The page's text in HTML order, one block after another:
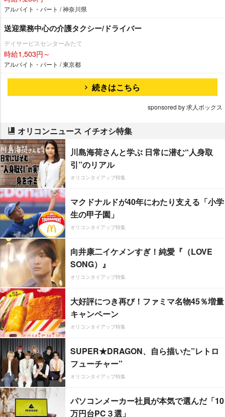
アルバイト・パート / 神奈川県
送迎業務中心の介護タクシー/ドライバー
デイサービスセンターみたて
時給1,503円～
アルバイト・パート / 東京都
続きはこちら
sponsored by 求人ボックス
オリコンニュース イチオシ特集
川島海荷さんと学ぶ 日常に潜む“人身取
引”のリアル
オリコンタイアップ特集
マクドナルドが40年にわたり支える「小学
生の甲子園」
オリコンタイアップ特集
向井康二イケメンすぎ！純愛『（LOVE
SONG）』
オリコンタイアップ特集
大好評につき再び！ファミマ名物45％増量
キャンペーン
オリコンタイアップ特集
SUPER★DRAGON、自ら描いた”レトロ
フューチャー”
オリコンタイアップ特集
パソコンメーカー社員が本気で選んだ「10
万円台PC３選」